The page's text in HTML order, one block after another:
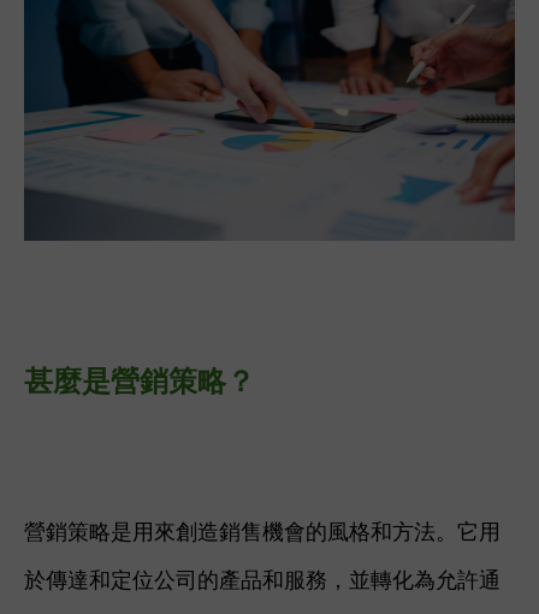
甚麼是營銷策略？
營銷策略是用來創造銷售機會的風格和方法。它用
於傳達和定位公司的產品和服務，並轉化為允許通